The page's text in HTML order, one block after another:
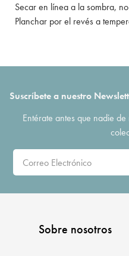
Secar en línea a la sombra,
Planchar por el revés a
Suscríbete a nuestro
Entérate antes que nadie
Sobre nosotros